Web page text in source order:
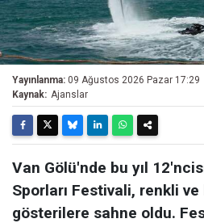
Yayınlanma: 09 Ağustos 2026 Pazar 17:29
Kaynak: Ajanslar
Van Gölü'nde bu yıl
Sporları Festivali, renkli
gösterilere sahne oldu.